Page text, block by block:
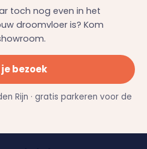
toch nog even in het
droomvloer is? Kom
bezoek
Rijn · gratis parkeren voor de